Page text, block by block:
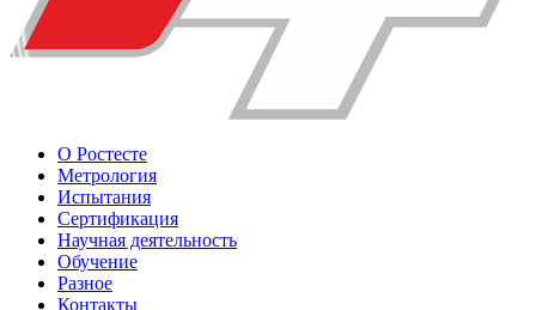
О Ростесте
Метрология
Испытания
Сертификация
Научная деятельность
Обучение
Разное
Контакты